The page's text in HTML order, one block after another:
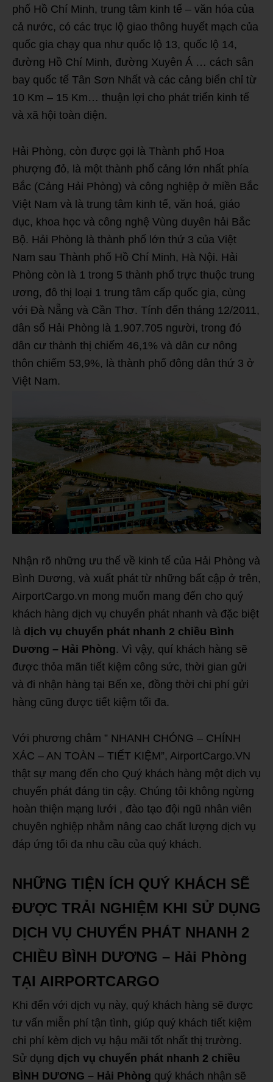
phố Hồ Chí Minh, trung tâm kinh tế – văn hóa của
cả nước, có các trục lộ giao thông huyết mạch của
quốc gia chạy qua như quốc lộ 13, quốc lộ 14,
đường Hồ Chí Minh, đường Xuyên Á … cách sân
bay quốc tế Tân Sơn Nhất và các cảng biển chỉ từ
10 Km – 15 Km… thuận lợi cho phát triển kinh tế
và xã hội toàn diện.
Hải Phòng, còn được gọi là Thành phố Hoa
phượng đỏ, là một thành phố cảng lớn nhất phía
Bắc (Cảng Hải Phòng) và công nghiệp ở miền Bắc
Việt Nam và là trung tâm kinh tế, văn hoá, giáo
dục, khoa học và công nghệ Vùng duyên hải Bắc
Bộ. Hải Phòng là thành phố lớn thứ 3 của Việt
Nam sau Thành phố Hồ Chí Minh, Hà Nội. Hải
Phòng còn là 1 trong 5 thành phố trực thuộc trung
ương, đô thị loại 1 trung tâm cấp quốc gia, cùng
với Đà Nẵng và Cần Thơ. Tính đến tháng 12/2011,
dân số Hải Phòng là 1.907.705 người, trong đó
dân cư thành thị chiếm 46,1% và dân cư nông
thôn chiếm 53,9%, là thành phố đông dân thứ 3 ở
Việt Nam.
Nhận rõ những ưu thế về kinh tế của Hải Phòng và
Bình Dương, và xuất phát từ những bất cập ở trên,
AirportCargo.vn mong muốn mang đến cho quý
khách hàng dịch vụ chuyển phát nhanh và đặc biệt
là dịch vụ chuyển phát nhanh 2 chiều Bình
Dương – Hải Phòng. Vì vậy, quí khách hàng sẽ
được thỏa mãn tiết kiệm công sức, thời gian gửi
và đi nhận hàng tại Bến xe, đồng thời chi phí gửi
hàng cũng được tiết kiệm tối đa.
Với phương châm ” NHANH CHÓNG – CHÍNH
XÁC – AN TOÀN – TIẾT KIỆM”, AirportCargo.VN
thật sự mang đến cho Quý khách hàng một dịch vụ
chuyển phát đáng tin cậy. Chúng tôi không ngừng
hoàn thiện mạng lưới , đào tạo đội ngũ nhân viên
chuyên nghiệp nhằm nâng cao chất lượng dịch vụ
đáp ứng tối đa nhu cầu của quý khách.
NHỮNG TIỆN ÍCH QUÝ KHÁCH SẼ
ĐƯỢC TRẢI NGHIỆM KHI SỬ DỤNG
DỊCH VỤ CHUYỂN PHÁT NHANH 2
CHIỀU BÌNH DƯƠNG – Hải Phòng
TẠI AIRPORTCARGO
Khi đến với dịch vụ này, quý khách hàng sẽ được
tư vấn miễn phí tận tình, giúp quý khách tiết kiệm
chi phí kèm dịch vụ hậu mãi tốt nhất thị trường.
Sử dụng dịch vụ chuyển phát nhanh 2 chiều
BÌNH DƯƠNG – Hải Phòng quý khách nhận sẽ